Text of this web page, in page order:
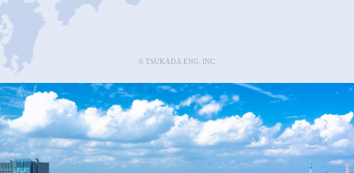
© TSUKADA ENG. INC.